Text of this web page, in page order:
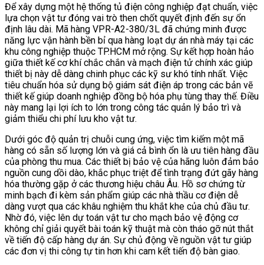
Để xây dựng một hệ thống tủ điện công nghiệp đạt chuẩn, việc
lựa chọn vật tư đóng vai trò then chốt quyết định đến sự ổn
định lâu dài. Mã hàng VPR-A2-380/3L đã chứng minh được
năng lực vận hành bền bỉ qua hàng loạt dự án nhà máy tại các
khu công nghiệp thuộc TP.HCM mở rộng. Sự kết hợp hoàn hảo
giữa thiết kế cơ khí chắc chắn và mạch điện tử chính xác giúp
thiết bị này dễ dàng chinh phục các kỹ sư khó tính nhất. Việc
tiêu chuẩn hóa sử dụng bộ giám sát điện áp trong các bản vẽ
thiết kế giúp doanh nghiệp đồng bộ hóa phụ tùng thay thế. Điều
này mang lại lợi ích to lớn trong công tác quản lý bảo trì và
giảm thiểu chi phí lưu kho vật tư.
Dưới góc độ quản trị chuỗi cung ứng, việc tìm kiếm một mã
hàng có sẵn số lượng lớn và giá cả bình ổn là ưu tiên hàng đầu
của phòng thu mua. Các thiết bị bảo vệ của hãng luôn đảm bảo
nguồn cung dồi dào, khắc phục triệt để tình trạng đứt gãy hàng
hóa thường gặp ở các thương hiệu châu Âu. Hồ sơ chứng từ
minh bạch đi kèm sản phẩm giúp các nhà thầu cơ điện dễ
dàng vượt qua các khâu nghiệm thu khắt khe của chủ đầu tư.
Nhờ đó, việc lên dự toán vật tư cho mạch bảo vệ động cơ
không chỉ giải quyết bài toán kỹ thuật mà còn tháo gỡ nút thắt
về tiến độ cấp hàng dự án. Sự chủ động về nguồn vật tư giúp
các đơn vị thi công tự tin hơn khi cam kết tiến độ bàn giao.